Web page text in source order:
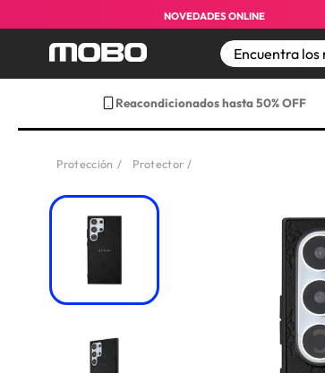
NOVEDADES ONLINE
Reacondicionados hasta 50% OFF
Protección Protector
1
17
7.
8.